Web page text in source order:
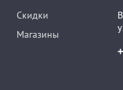
Скидки
Магазины